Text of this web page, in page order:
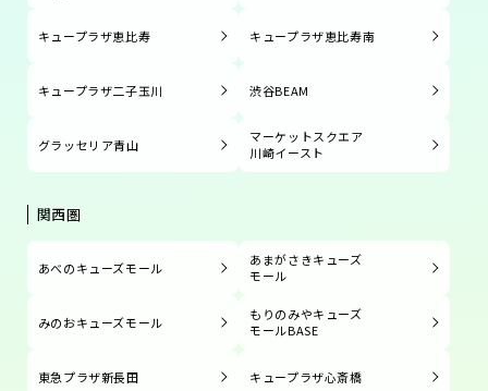
キュープラザ恵比寿 キュープラザ恵比寿南
キュープラザ二子玉川 渋谷BEAM
グラッセリア青山
マーケットスクエア
川崎イースト
関西圏
あべのキューズモール
あまがさきキューズ
モール
みのおキューズモール
もりのみやキューズ
モールBASE
東急プラザ新長田 キュープラザ心斎橋